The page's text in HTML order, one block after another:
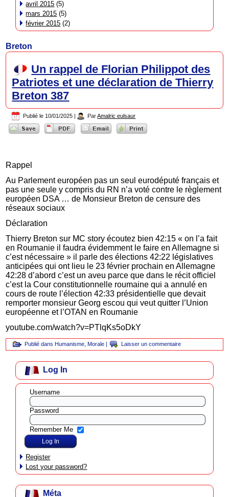
avril 2015 (5)
mars 2015 (5)
février 2015 (2)
Breton
Un rappel de Florian Philippot des
Patriotes et une déclaration de Thierry
Breton 387
Publié le 10/01/2025 | Par Amalric eulsaur
Rappel
Au Parlement européen pas un seul eurodéputé français et
pas une seule y compris du RN n’a voté contre le règlement
européen DSA … de Monsieur Breton de censure des
réseaux sociaux
Déclaration
Thierry Breton sur MC story écoutez bien 42:15 « on l’a fait
en Roumanie il faudra évidemment le faire en Allemagne si
c’est nécessaire » il parle des élections 42:22 législatives
anticipées qui ont lieu le 23 février prochain en Allemagne
42:28 d’abord c’est un aveu parce que dans le récit officiel
c’est la Cour constitutionnelle roumaine qui a annulé en
cours de route l’élection 42:33 présidentielle que devait
remporter monsieur Georg escou qui veut quitter l’Union
européenne et l’OTAN en Roumanie
youtube.com/watch?v=PTlqKs5oDkY
Publié dans Humanisme Morale | Laisser un commentaire
Log In
Username
Password
Remember Me
Register
Lost your password?
Méta